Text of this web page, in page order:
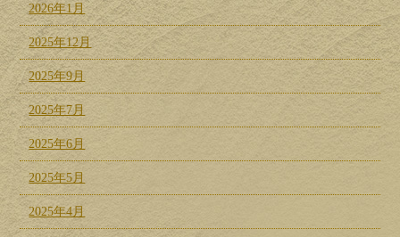
2026年1月
2025年12月
2025年9月
2025年7月
2025年6月
2025年5月
2025年4月